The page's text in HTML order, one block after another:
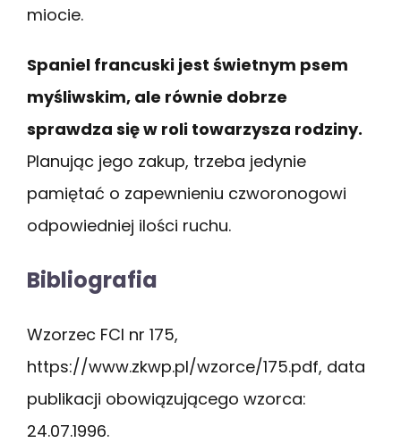
miocie.
Spaniel francuski jest świetnym psem
myśliwskim, ale równie dobrze
sprawdza się w roli towarzysza rodziny.
Planując jego zakup, trzeba jedynie
pamiętać o zapewnieniu czworonogowi
odpowiedniej ilości ruchu.
Bibliografia
Wzorzec FCI nr 175,
https://www.zkwp.pl/wzorce/175.pdf, data
publikacji obowiązującego wzorca:
24.07.1996.